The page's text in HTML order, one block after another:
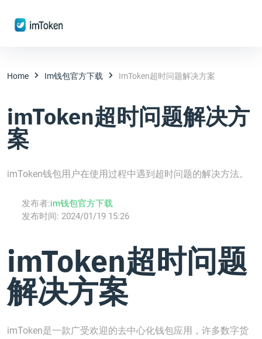
Home Im钱包官方下载 ImToken超时问题解决方案
imToken超时问题解决方
案
imToken钱包用户在使用过程中遇到超时问题的解决方法。
发布者:im钱包官方下载
发布时间: 2024/01/19 15:26
imToken超时问题
解决方案
imToken是一款广受欢迎的去中心化钱包应用，许多数字货